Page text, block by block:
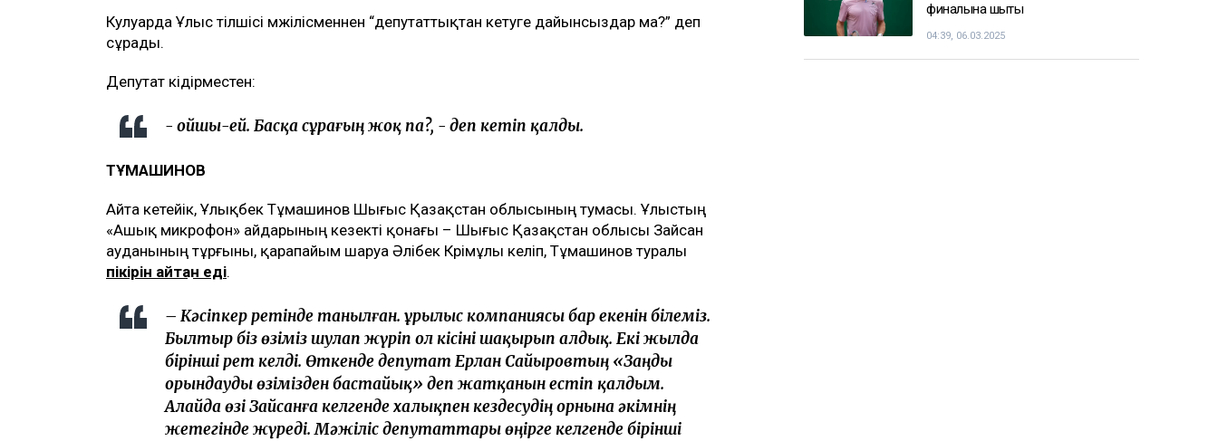
Кулуарда Ұлыс тілшісі мәжілісменнен “депутаттықтан кетуге дайынсыздар ма?” деп
сұрады.
Депутат кідірместен:
- Қойшы-ей. Басқа сұрағың жоқ па?, - деп кетіп қалды.
ТҰМАШИНОВ
Айта кетейік, Ұлықбек Тұмашинов Шығыс Қазақстан облысының тумасы. Ұлыстың
«Ашық микрофон» айдарының кезекті қонағы – Шығыс Қазақстан облысы Зайсан
ауданының тұрғыны, қарапайым шаруа Әлібек Кәрімұлы келіп, Тұмашинов туралы
пікірін айтқан еді.
– Кәсіпкер ретінде танылған. Құрылыс компаниясы бар екенін білеміз.
Былтыр біз өзіміз шулап жүріп ол кісіні шақырып алдық. Екі жылда
бірінші рет келді. Өткенде депутат Ерлан Сайыровтың «Заңды
орындауды өзімізден бастайық» деп жатқанын естіп қалдым.
Алайда өзі Зайсанға келгенде халықпен кездесудің орнына әкімнің
жетегінде жүреді. Мәжіліс депутаттары өңірге келгенде бірінші
финалына шықты
04:39, 06.03.2025